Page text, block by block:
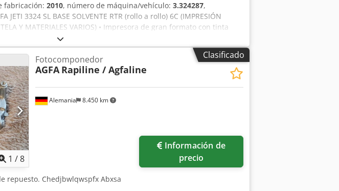
fabricación: 2010, número de máquina/vehículo: 3.324287,
JETI 3324 SL BASE SOLVENTE RTR (rollo a rollo) 6C (IMPRESIÓN
TELA Y MATERIALES VARIOS) • Impresora de gran formato con tinta
colores (4CMYK + 2CM claro) • Ancho de impresión: 3,2 M (3200 mm)
Spectra de alto rendimiento • 600 dpi (impresión a doble cara)
64 m2/h • RIP del software Jeti (E9YC4000) Equipamiento / más
del portador: Disolvente Jeti 3M (E9WF2000) • Unidad de calefacción
• Cabezal Jeti Spectra 24 SL PH 3324 (E91UE000) • Cargador de
de vinilo (E9ZUA000) • Kit de repuestos para Jeti 3324 (E9V4C000) •
completo de filtros nuevos (12 piezas) • 10 metros de mangueras
de conectores nuevos • Dispositivo de limpieza original para el
campana extractora en toda la máquina.
Clasificado
1 /8
Alemania 8.450 km
Fotocomponedor
AGFA Rapiline / Agfaline
precio
repuesto. Chedjbwlqwspfx Abxsa